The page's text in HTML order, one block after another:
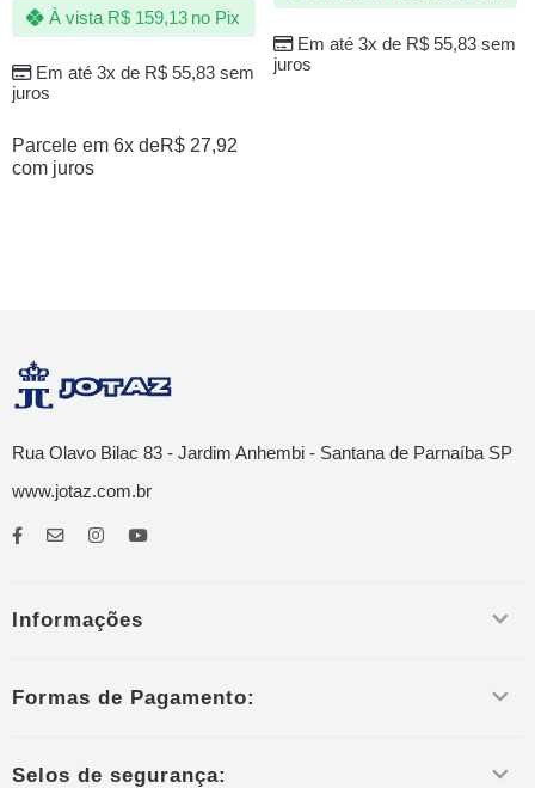
Em até 3x de R$55,83sem
juros
À vista R$159,13 no Pix
Parcele em 6x deR$ 27,92
com juros
Em até 3x de R$55,83sem
juros
Rua Olavo Bilac 83 - Jardim Anhembi - Santana de Parnaíba SP
www.jotaz.com.br
Informações
Formas de Pagamento:
Selos de segurança: